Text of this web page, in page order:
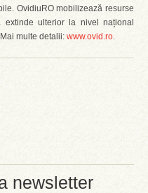
newsletter
OvidiuRO mobilizează resurse
ulterior la nivel național
multe detalii: www.ovid.ro.